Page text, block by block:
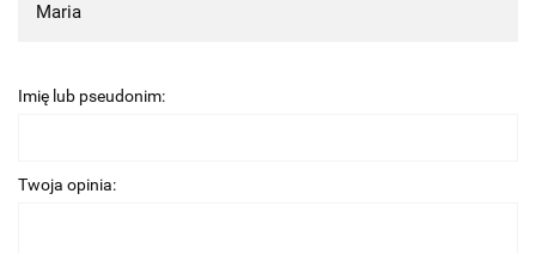
Maria
Imię lub pseudonim:
Twoja opinia: